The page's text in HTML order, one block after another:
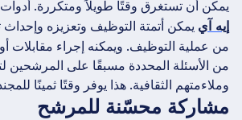
يمكن أن تستغرق وقتًا طويلاً ومتكررة. أدوات
إيه آييمكن أتمتة التوظيف وتعزيزه وإحداث
من عملية التوظيف. ويمكنه إجراء مقابلات
من الأسئلة المحددة مسبقًا على المرشحين
وملاءمتهم الثقافية. هذا يوفر وقتًا ثمينًا
مشاركة محسّنة للمرشح